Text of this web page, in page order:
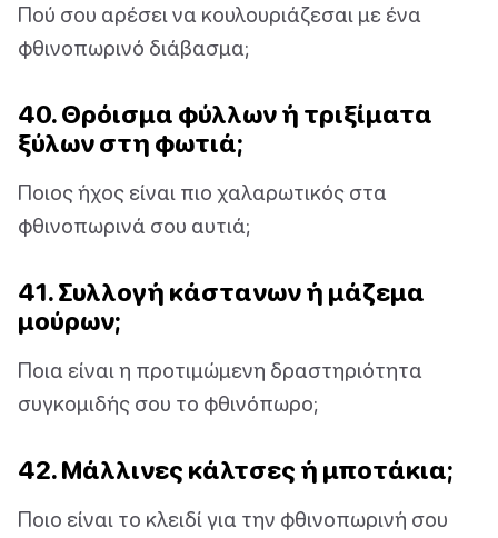
Πού σου αρέσει να κουλουριάζεσαι με ένα
φθινοπωρινό διάβασμα;
40. Θρόισμα φύλλων ή τριξίματα
ξύλων στη φωτιά;
Ποιος ήχος είναι πιο χαλαρωτικός στα
φθινοπωρινά σου αυτιά;
41. Συλλογή κάστανων ή μάζεμα
μούρων;
Ποια είναι η προτιμώμενη δραστηριότητα
συγκομιδής σου το φθινόπωρο;
42. Μάλλινες κάλτσες ή μποτάκια;
Ποιο είναι το κλειδί για την φθινοπωρινή σου